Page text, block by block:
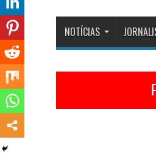
NOTÍCIAS